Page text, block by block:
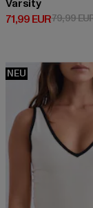
Varsity
71,99 EUR
Derzeitiger Preis:
79,99
NEU